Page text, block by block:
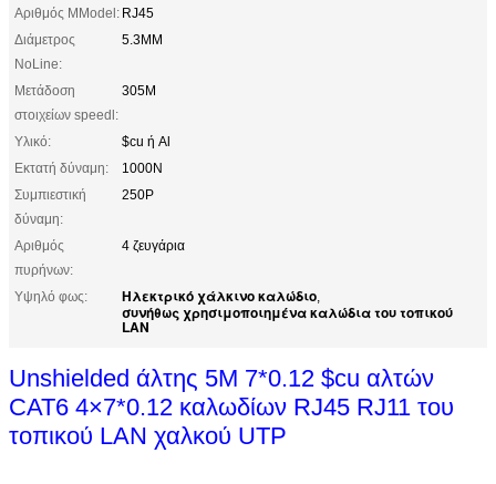
Αριθμός MModel: RJ45
Διάμετρος
NoLine:
5.3MM
Μετάδοση
στοιχείων speedl:
305M
Υλικό:
$cu ή Al
Εκτατή δύναμη:
1000N
Συμπιεστική
δύναμη:
250P
Αριθμός
πυρήνων:
4 ζευγάρια
Υψηλό φως: Ηλεκτρικό χάλκινο καλώδιο,
συνήθως χρησιμοποιημένα καλώδια του τοπικού
LAN
Unshielded άλτης 5M 7*0.12 $cu αλτών
CAT6 4×7*0.12 καλωδίων RJ45 RJ11 του
τοπικού LAN χαλκού UTP